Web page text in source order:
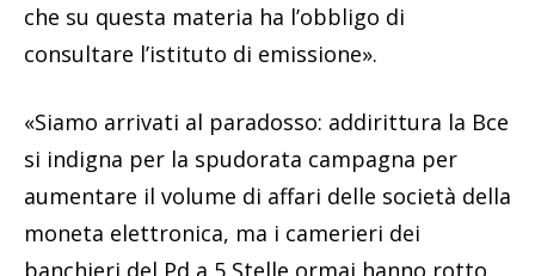
che su questa materia ha l’obbligo di
consultare l’istituto di emissione».
«Siamo arrivati al paradosso: addirittura la Bce
si indigna per la spudorata campagna per
aumentare il volume di affari delle società della
moneta elettronica, ma i camerieri dei
banchieri del Pd a 5 Stelle ormai hanno rotto